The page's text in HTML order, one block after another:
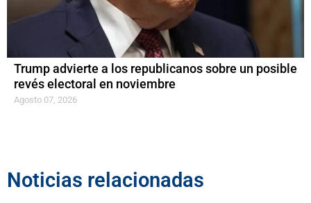
Trump advierte a los republicanos sobre un posible
revés electoral en noviembre
Agosto 07, 2026
Noticias relacionadas